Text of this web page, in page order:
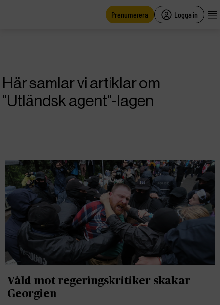
Prenumerera Logga in
Här samlar vi artiklar om
"Utländsk agent"-lagen
Våld mot regeringskritiker skakar
Georgien